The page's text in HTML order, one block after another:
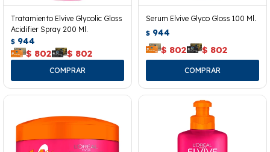
Tratamiento Elvive Glycolic Gloss
Acidifier Spray 200 Ml.
$ 944
$ 802 $ 802
Serum Elvive Glyco Gloss 100 Ml.
$ 944
$ 802 $ 802